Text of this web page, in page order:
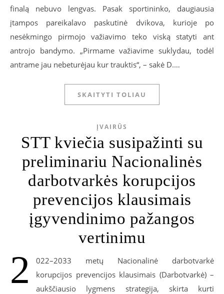
finalą nebuvo lengvas. Pasak sportininko, daugiausia
įtampos pareikalavo paskutinė dvikova, kurioje po
nesėkmingo pirmojo važiavimo teko viską statyti ant
antrojo bandymo. „Pirmame važiavime suklydau, todėl
antrame jau nebeturėjau kur trauktis“, – sakė D.…
SKAITYTI TOLIAU
ĮVAIRŪS
STT kviečia susipažinti su
preliminariu Nacionalinės
darbotvarkės korupcijos
prevencijos klausimais
įgyvendinimo pažangos
vertinimu
2
022–2033 metų Nacionalinė darbotvarkė
korupcijos prevencijos klausimais (Darbotvarkė) –
aukščiausio lygmens strategija, skirta kurti